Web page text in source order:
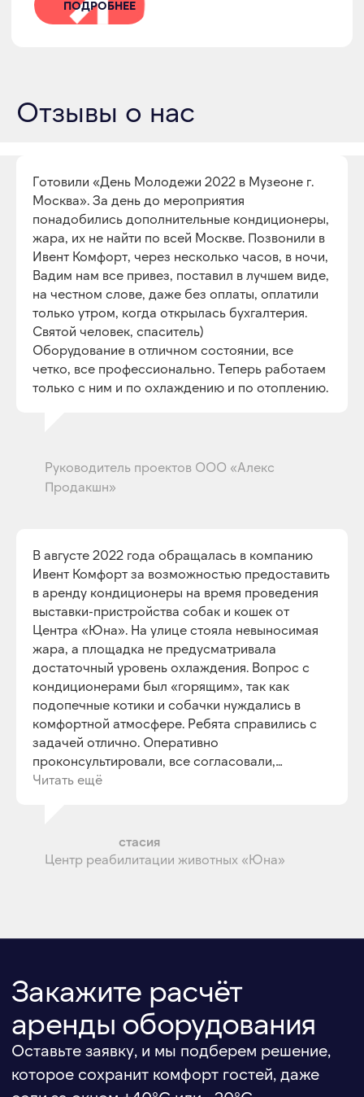
Отзывы о нас
Готовили «День Молодежи 2022 в Музеоне г.
Москва». За день до мероприятия
понадобились дополнительные кондиционеры,
жара, их не найти по всей Москве. Позвонили в
Ивент Комфорт, через несколько часов, в ночи,
Вадим нам все привез, поставил в лучшем виде,
на честном слове, даже без оплаты, оплатили
только утром, когда открылась бухгалтерия.
Святой человек, спаситель)
Оборудование в отличном состоянии, все
четко, все профессионально. Теперь работаем
только с ним и по охлаждению и по отоплению.
Руководитель проектов ООО «Алекс
Продакшн»
В августе 2022 года обращалась в компанию
Ивент Комфорт за возможностью предоставить
в аренду кондиционеры на время проведения
выставки-пристройства собак и кошек от
Центра «Юна». На улице стояла невыносимая
жара, а площадка не предусматривала
достаточный уровень охлаждения. Вопрос с
кондиционерами был «горящим», так как
подопечные котики и собачки нуждались в
комфортной атмосфере. Ребята справились с
задачей отлично. Оперативно
проконсультировали, все согласовали,
привезли, установили! В итоге на площадке
Читать ещё
стасия
Центр реабилитации животных «Юна»
ОСТАВИТЬ ЗАЯВКУ
+7 (916) 666-80-01
Московская область,
Химки, ул. Заводская, 10Б
hello@eventcomfort.ru
ОТКРЫТЫЕ ПРОСТРАНСТВА
ВЫСТАВКИ
О КОМПАНИИ
УСЛУГИ
ПРОЕКТЫ
БЛОГ
ВОПРОС-ОТВЕТ
КОНТАКТЫ
КОНДИЦИОНЕРЫ
ОБОРУДОВАНИЕ
ВЕНТИЛЯЦИОННОЕ
ОБОРУДОВАНИЕ
НАПОЛЬНЫЕ
КОНДИЦИОНЕРЫ
ЭЛЕКТРИЧЕСКИЕ
ОБОГРЕВАТЕЛИ
ИНФРАКРАСНЫЕ
ОБОГРЕВАТЕЛИ
ТЕПЛОВЕНТИЛЯТОРЫ
ТЕПЛОВЫЕ ПУШКИ
ТЕПЛОВЫЕ ЗАВЕСЫ
ОБОГРЕВАТЕЛИ
ЭЛЕКТРИЧЕСКИЕ
ТЕПЛОВЫЕ ПУШКИ
Продвижение сайта
Карта сайта
оборудования для мероприятий